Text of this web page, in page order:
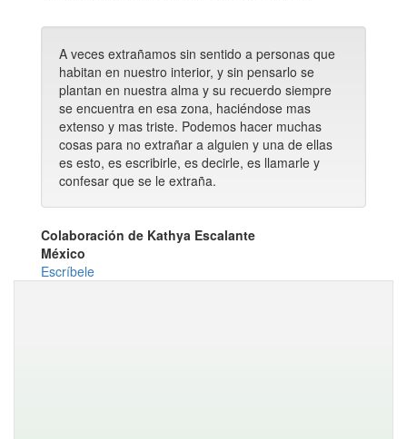
A veces extrañamos sin sentido a personas que
habitan en nuestro interior, y sin pensarlo se
plantan en nuestra alma y su recuerdo siempre
se encuentra en esa zona, haciéndose mas
extenso y mas triste. Podemos hacer muchas
cosas para no extrañar a alguien y una de ellas
es esto, es escribirle, es decirle, es llamarle y
confesar que se le extraña.
Colaboración de Kathya Escalante
México
Escríbele